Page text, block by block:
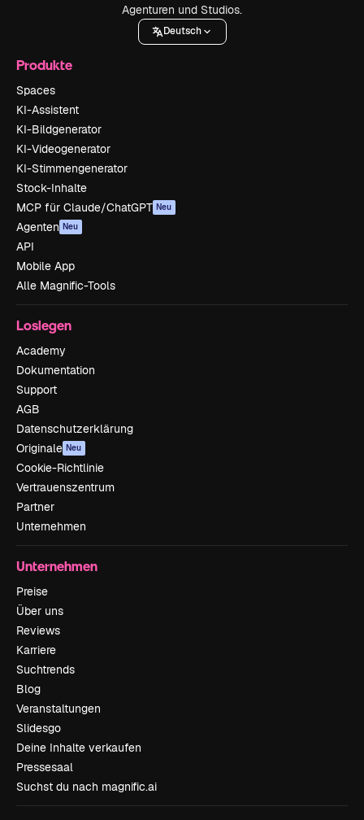
Agenturen und Studios.
Deutsch
Produkte
Spaces
KI-Assistent
KI-Bildgenerator
KI-Videogenerator
KI-Stimmengenerator
Stock-Inhalte
MCP für Claude/ChatGPT Neu
Agenten Neu
API
Mobile App
Alle Magnific-Tools
Loslegen
Academy
Dokumentation
Support
AGB
Datenschutzerklärung
Originale Neu
Cookie-Richtlinie
Vertrauenszentrum
Partner
Unternehmen
Unternehmen
Preise
Über uns
Reviews
Karriere
Suchtrends
Blog
Veranstaltungen
Slidesgo
Deine Inhalte verkaufen
Pressesaal
Suchst du nach magnific.ai